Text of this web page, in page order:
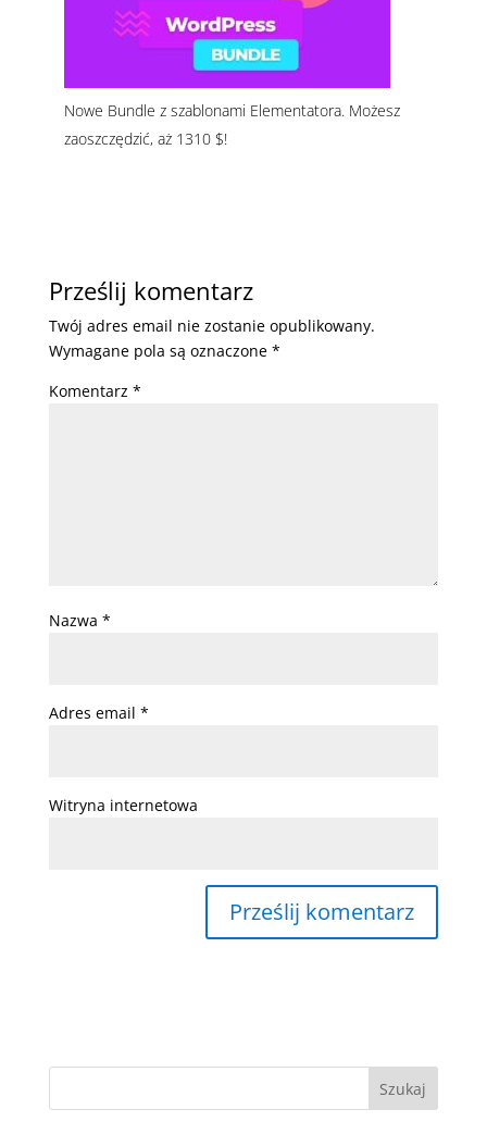
Nowe Bundle z szablonami Elementatora. Możesz
zaoszczędzić, aż 1310 $!
Prześlij komentarz
Twój adres email nie zostanie opublikowany.
Wymagane pola są oznaczone *
Komentarz *
Nazwa *
Adres email *
Witryna internetowa